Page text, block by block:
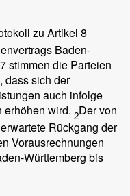
zu Artikel 8
Baden-
stimmen die Parteien
dass sich der
auch infolge
erhöhen wird. 2Der von
Rückgang der
Vorausrechnungen
Württemberg bis